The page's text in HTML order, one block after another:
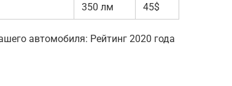
350 лм 45$
автомобиля: Рейтинг 2020 года